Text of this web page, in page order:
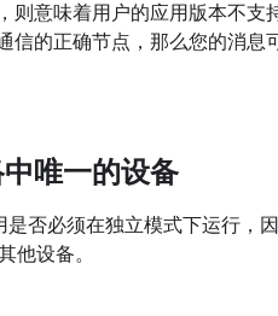
则意味着用户的应用版本不支
信的正确节点，那么您的消息
唯一的设备
否必须在独立模式下运行，
他设备。